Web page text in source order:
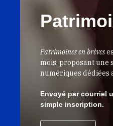
Patrimoines en brèves
mois, proposant une
numériques dédiées
Envoyé par courriel
simple inscription.